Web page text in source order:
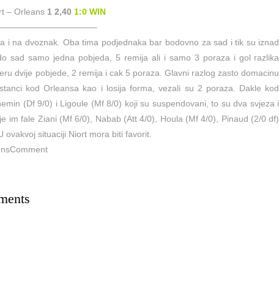
– Orleans 1 2,40 1:0 WIN
i na dvoznak. Oba tima podjednaka bar bodovno za sad i tik su iznad
sad samo jedna pobjeda, 5 remija ali i samo 3 poraza i gol razlika
dvije pobjede, 2 remija i cak 5 poraza. Glavni razlog zasto domacinu
kod Orleansa kao i losija forma, vezali su 2 poraza. Dakle kod
(Df 9/0) i Ligoule (Mf 8/0) koji su suspendovani, to su dva svjeza i
im fale Ziani (Mf 6/0), Nabab (Att 4/0), Houla (Mf 4/0), Pinaud (2/0 df)
ovakvoj situaciji Niort mora biti favorit.